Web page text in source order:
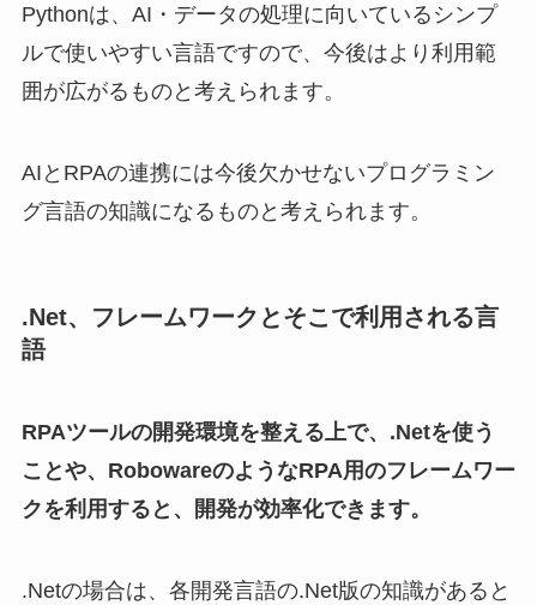
Pythonは、AI・データの処理に向いているシンプ
ルで使いやすい言語ですので、今後はより利用範
囲が広がるものと考えられます。
AIとRPAの連携には今後欠かせないプログラミン
グ言語の知識になるものと考えられます。
.Net、フレームワークとそこで利用される言
語
RPAツールの開発環境を整える上で、.Netを使う
ことや、RobowareのようなRPA用のフレームワー
クを利用すると、開発が効率化できます。
.Netの場合は、各開発言語の.Net版の知識があると